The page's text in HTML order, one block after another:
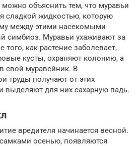
объяснить тем, что муравьи
сладкой жидкостью, которую
между этими насекомыми
симбиоз. Муравьи ухаживают за
того, как растение заболевает,
кусты, охраняют колонию, а
свой муравейник. В
труды получают от этих
выделяют для них сахарную падь.
вредителя начинается весной.
осенью, появляются